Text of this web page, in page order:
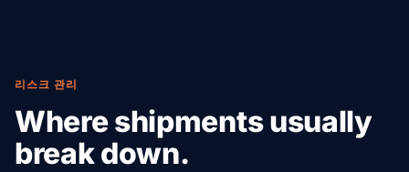
리스크 관리
Where shipments usually
break down.